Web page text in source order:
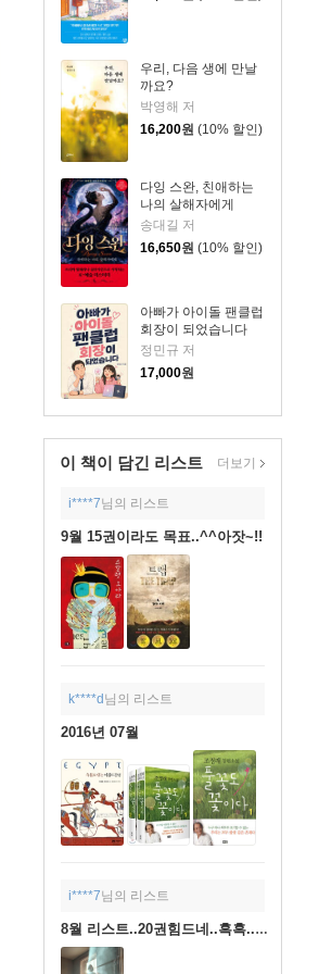
우리, 다음 생에 만날
까요?
박영해 저
16,200원 (10% 할인)
다잉 스완, 친애하는
나의 살해자에게
송대길 저
16,650원 (10% 할인)
아빠가 아이돌 팬클럽
회장이 되었습니다
정민규 저
17,000원
이 책이 담긴 리스트 더보기
i****7님의 리스트
9월 15권이라도 목표..^^아잣~!!
k****d 님의 리스트
2016년 07월
i****7님의 리스트
8월 리스트..20권힘드네..흑흑..ㅠㅠ